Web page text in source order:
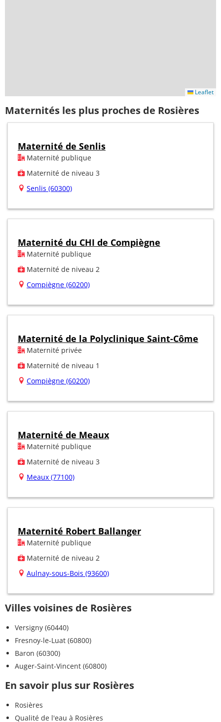
Leaflet
Maternités les plus proches de Rosières
Maternité de Senlis
Maternité publique
Maternité de niveau 3
Senlis (60300)
Maternité du CHI de Compiègne
Maternité publique
Maternité de niveau 2
Compiègne (60200)
Maternité de la Polyclinique Saint-Côme
Maternité privée
Maternité de niveau 1
Compiègne (60200)
Maternité de Meaux
Maternité publique
Maternité de niveau 3
Meaux (77100)
Maternité Robert Ballanger
Maternité publique
Maternité de niveau 2
Aulnay-sous-Bois (93600)
Villes voisines de Rosières
Versigny (60440)
Fresnoy-le-Luat (60800)
Baron (60300)
Auger-Saint-Vincent (60800)
En savoir plus sur Rosières
Rosières
Qualité de l'eau à Rosières